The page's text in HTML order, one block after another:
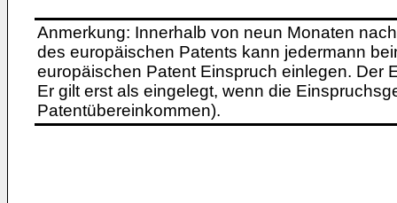
Anmerkung: Innerhalb von neun Monaten
des europäischen Patents kann jedermann
europäischen Patent Einspruch einlegen. Der
Er gilt erst als eingelegt, wenn die
Patentübereinkommen).